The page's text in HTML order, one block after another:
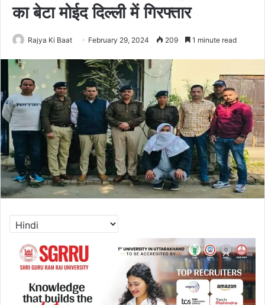
का बेटा मोईद दिल्ली में गिरफ्तार
Rajya Ki Baat February 29, 2024 209 1 minute read